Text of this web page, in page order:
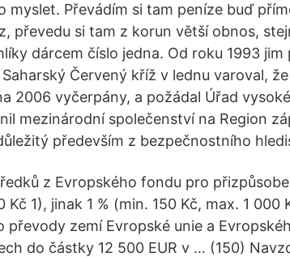
myslet. Převádím si tam peníze buď
převedu si tam z korun větší obnos,
dárcem číslo jedna. Od roku 1993 jim
Červený kříž v lednu varoval,
2006 vyčerpány, a požádal Úřad
mezinárodní společenství na Region
především z bezpečnostního
z Evropského fondu pro
1), jinak 1 % (min. 150 Kč, max. 1 000
převody zemí Evropské unie a
do částky 12 500 EUR v … (150)